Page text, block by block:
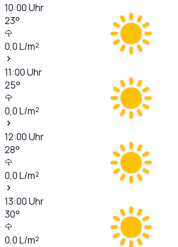
10:00Uhr
23°
0,0L/m²
11:00Uhr
25°
0,0L/m²
12:00Uhr
28°
0,0L/m²
13:00Uhr
30°
0,0L/m²